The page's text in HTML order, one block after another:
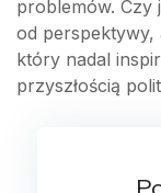
problemów. Czy
od perspektywy,
który nadal
przyszłością